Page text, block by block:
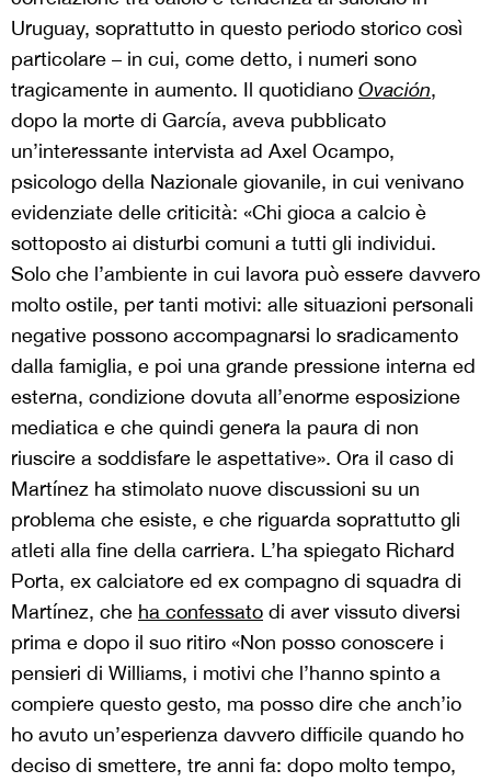
Uruguay, soprattutto in questo periodo storico così
particolare – in cui, come detto, i numeri sono
tragicamente in aumento. Il quotidiano Ovación,
dopo la morte di García, aveva pubblicato
un’interessante intervista ad Axel Ocampo,
psicologo della Nazionale giovanile, in cui venivano
evidenziate delle criticità: «Chi gioca a calcio è
sottoposto ai disturbi comuni a tutti gli individui.
Solo che l’ambiente in cui lavora può essere davvero
molto ostile, per tanti motivi: alle situazioni personali
negative possono accompagnarsi lo sradicamento
dalla famiglia, e poi una grande pressione interna ed
esterna, condizione dovuta all’enorme esposizione
mediatica e che quindi genera la paura di non
riuscire a soddisfare le aspettative». Ora il caso di
Martínez ha stimolato nuove discussioni su un
problema che esiste, e che riguarda soprattutto gli
atleti alla fine della carriera. L’ha spiegato Richard
Porta, ex calciatore ed ex compagno di squadra di
Martínez, che ha confessato di aver vissuto diversi
prima e dopo il suo ritiro «Non posso conoscere i
pensieri di Williams, i motivi che l’hanno spinto a
compiere questo gesto, ma posso dire che anch’io
ho avuto un’esperienza davvero difficile quando ho
deciso di smettere, tre anni fa: dopo molto tempo,